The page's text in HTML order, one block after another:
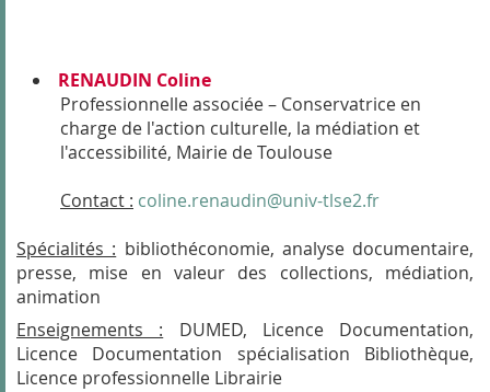
RENAUDIN Coline
Professionnelle associée – Conservatrice en
charge de l'action culturelle, la médiation et
l'accessibilité, Mairie de Toulouse
Contact : coline.renaudin@univ-tlse2.fr
Spécialités : bibliothéconomie, analyse documentaire,
presse, mise en valeur des collections, médiation,
animation
Enseignements : DUMED, Licence Documentation,
Licence Documentation spécialisation Bibliothèque,
Licence professionnelle Librairie